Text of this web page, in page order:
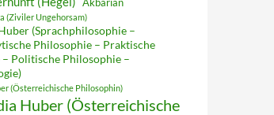
Akbarian
(Ziviler Ungehorsam)
(Sprachphilosophie –
Philosophie – Praktische
Politische Philosophie –
(Österreichische Philosophin)
Huber (Österreichische